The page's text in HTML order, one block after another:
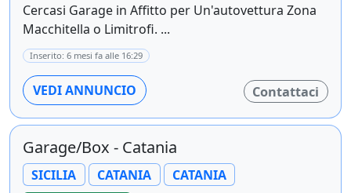
Cercasi Garage in Affitto per Un'autovettura Zona
Macchitella o Limitrofi. ...
Inserito: 6 mesi fa alle 16:29
VEDI ANNUNCIO Contattaci
Garage/Box - Catania
SICILIA CATANIA
CATANIA